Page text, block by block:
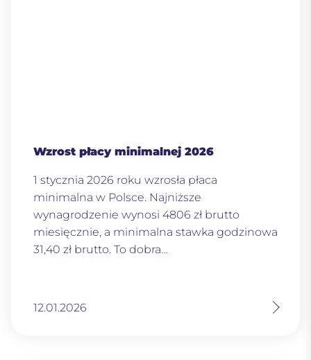
Wzrost płacy minimalnej 2026
1 stycznia 2026 roku wzrosła płaca
minimalna w Polsce. Najniższe
wynagrodzenie wynosi 4806 zł brutto
miesięcznie, a minimalna stawka godzinowa
31,40 zł brutto. To dobra…
12.01.2026